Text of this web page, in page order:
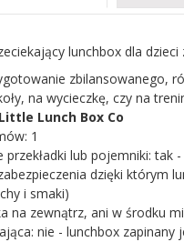
lunchbox dla
zbilansowanego,
na wycieczkę, czy na
Little Lunch Box Co
1
przekładki lub pojemniki: tak
dzięki którym
i smaki)
na zewnątrz, ani w środku
nie - lunchbox